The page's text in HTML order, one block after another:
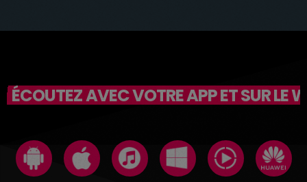
ÉCOUTEZ AVEC VOTRE APP ET SUR LE